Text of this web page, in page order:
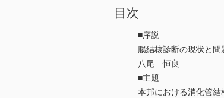
目次
■序説
腸結核診断の現状と問
八尾 恒良
■主題
本邦における消化管